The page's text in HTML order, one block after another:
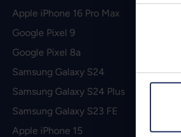
Apple iPhone 16 Pro Max
Google Pixel 9
Google Pixel 8a
Samsung Galaxy S24
Samsung Galaxy S24 Plus
Samsung Galaxy S23 FE
Apple iPhone 15